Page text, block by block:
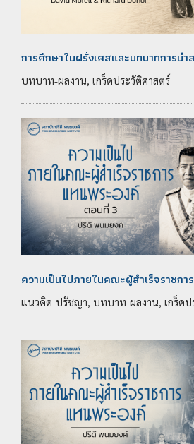
การศึกษาในฝรั่งเศสและบทบาทการนำ
บทบาท-ผลงาน, เกร็ดประวัติศาสตร์
ความเป็นไปภายในคณะผู้สำเร็จราชก
แนวคิด-ปรัชญา, บทบาท-ผลงาน, เกร็ดป